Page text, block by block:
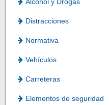
Distracciones
Normativa
Vehículos
Carreteras
Elementos de seguridad